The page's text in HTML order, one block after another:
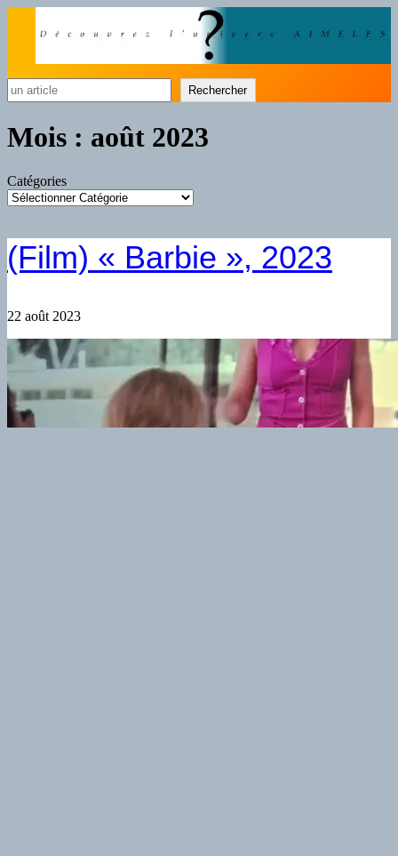
Rechercher
Mois : août 2023
Catégories
(Film) « Barbie », 2023
22 août 2023